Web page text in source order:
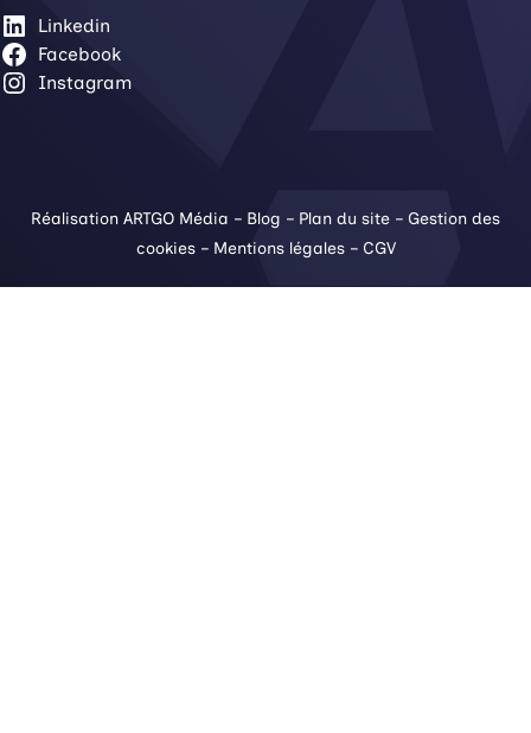
Linkedin
Facebook
Instagram
Réalisation ARTGO Média – Blog – Plan du site – Gestion des
cookies– Mentions légales– CGV